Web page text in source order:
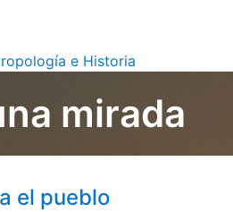
e Historia
mirada
el pueblo